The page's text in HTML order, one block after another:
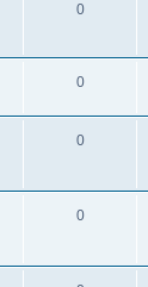
0
0
0
0